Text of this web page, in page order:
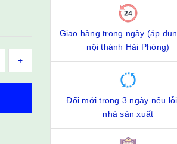
+
Giao hàng trong ngày (áp
nội thành Hải Phòng)
Đổi mới trong 3 ngày nếu
nhà sản xuất